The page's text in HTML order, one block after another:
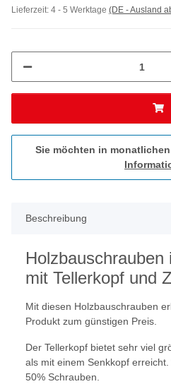
Lieferzeit: 4 - 5 Werktage (DE - Ausland
Sie möchten in
Beschreibung
Holzbauschrauben
mit Tellerkopf und
Mit diesen Holzbauschrauben
Produkt zum günstigen Preis.
Der Tellerkopf bietet sehr viel
als mit einem Senkkopf
50% Schrauben.